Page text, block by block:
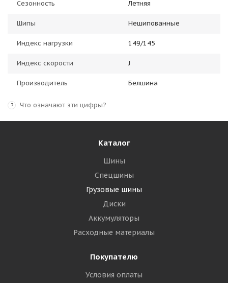
Сезонность Летняя
Шипы Нешипованные
Индекс нагрузки 149/145
Индекс скорости J
Производитель Белшина
? Что означают эти цифры?
Каталог
Шины
Спецшины
Грузовые шины
Диски
Аккумуляторы
Расходные материалы
Покупателю
Условия оплаты